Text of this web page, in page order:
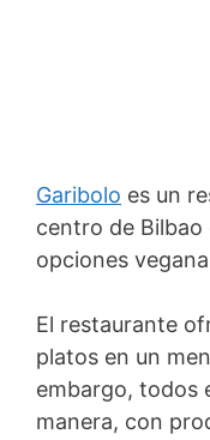
Garibolo es un
centro de Bilbao
opciones
El restaurante
platos en un
embargo, todos
manera, con